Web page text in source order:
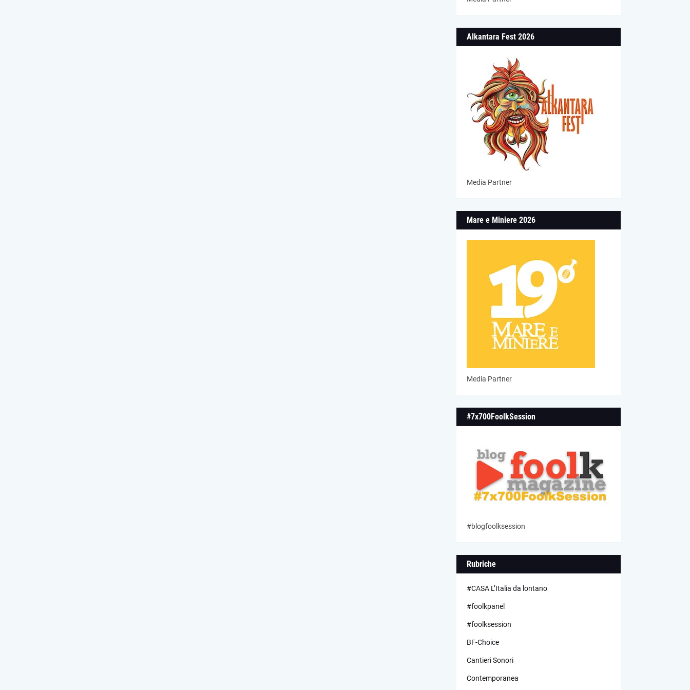
Alkantara Fest 2026
Media Partner
Mare e Miniere 2026
Media Partner
#7x700FoolkSession
#blogfoolksession
Rubriche
#CASA L’Italia da lontano
#foolkpanel
#foolksession
BF-Choice
Cantieri Sonori
Contemporanea